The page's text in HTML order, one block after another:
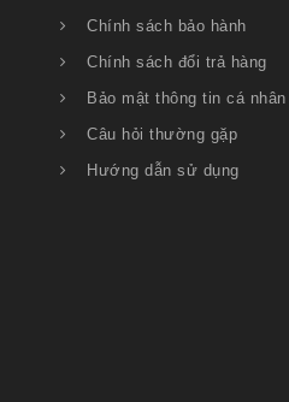
Chính sách bảo hành
Chính sách đổi trả hàng
Bảo mật thông tin cá nhân
Câu hỏi thường gặp
Hướng dẫn sử dụng